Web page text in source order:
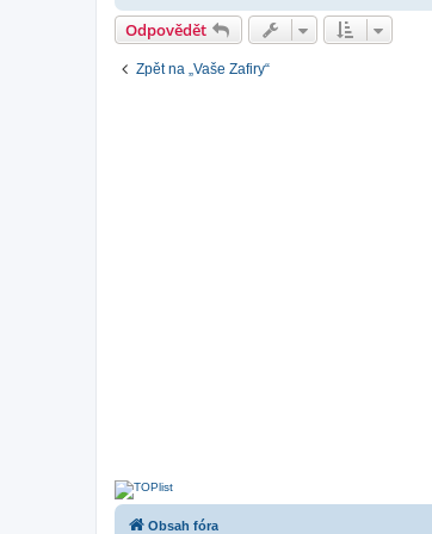
Odpovědět
Zpět na „Vaše Zafiry“
Obsah fóra